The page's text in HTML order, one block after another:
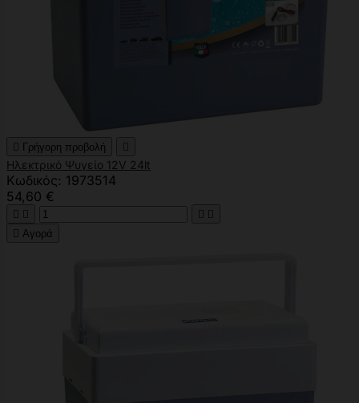
 Γρήγορη προβολή 
Ηλεκτρικό Ψυγείο 12V 24lt
Κωδικός: 1973514
54,60 €
   
 Αγορά